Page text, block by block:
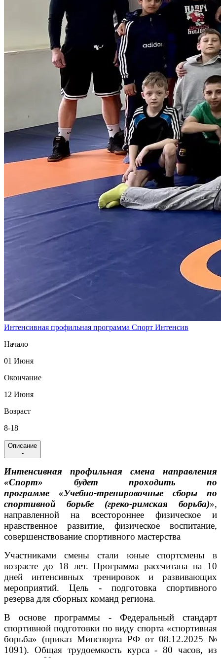
Интенсивная профильная программа Спорт Интенсив
Начало
01 Июня
Окончание
12 Июня
Возраст
8-18
Описание
-
Интенсивная профильная смена направления
«Спорт» будет проходить по
программе «Учебно-тренировочные сборы по
спортивной борьбе (греко-римская борьба)»,
направленной на всестороннее физическое и
нравственное развитие, физическое воспитание,
совершенствование спортивного мастерства
Участниками смены стали юные спортсмены в
возрасте до 18 лет. Программа рассчитана на 10
дней интенсивных тренировок и развивающих
мероприятий. Цель - подготовка спортивного
резерва для сборных команд региона.
В основе программы - Федеральный стандарт
спортивной подготовки по виду спорта «спортивная
борьба» (приказ Минспорта РФ от 08.12.2025 №
1091). Общая трудоемкость курса - 80 часов, из